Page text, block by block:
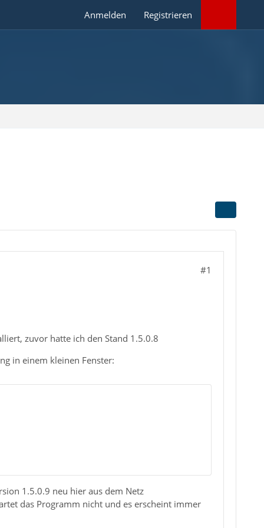
Anmelden Registrieren
#1
zuvor hatte ich den Stand 1.5.0.8
in einem kleinen Fenster:
1.5.0.9 neu hier aus dem Netz
das Programm nicht und es erscheint immer